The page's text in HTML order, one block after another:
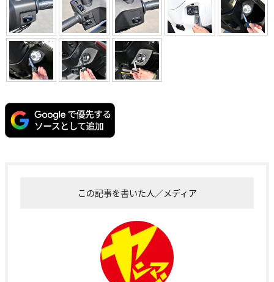
この記事を書いた人／メディア